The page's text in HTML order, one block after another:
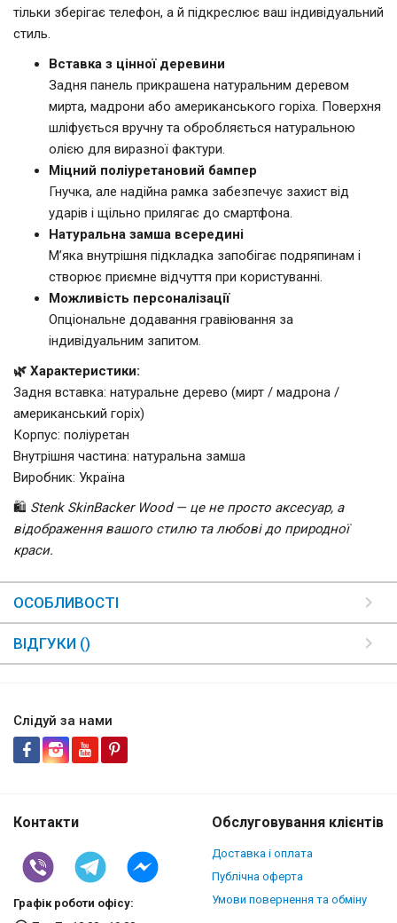
тільки зберігає телефон, а й підкреслює ваш індивідуальний
стиль.
Вставка з цінної деревини
Задня панель прикрашена натуральним деревом
мирта, мадрони або американського горіха. Поверхня
шліфується вручну та обробляється натуральною
олією для виразної фактури.
Міцний поліуретановий бампер
Гнучка, але надійна рамка забезпечує захист від
ударів і щільно прилягає до смартфона.
Натуральна замша всередині
М’яка внутрішня підкладка запобігає подряпинам і
створює приємне відчуття при користуванні.
Можливість персоналізації
Опціональне додавання гравіювання за
індивідуальним запитом.
🌿 Характеристики:
Задня вставка: натуральне дерево (мирт / мадрона /
американський горіх)
Корпус: поліуретан
Внутрішня частина: натуральна замша
Виробник: Україна
🛍️ Stenk SkinBacker Wood — це не просто аксесуар, а
відображення вашого стилю та любові до природної
краси.
ОСОБЛИВОСТІ
ВІДГУКИ ()
Слідуй за нами
Контакти
Графік роботи офісу:
Обслуговування клієнтів
Доставка і оплата
Публічна оферта
Умови повернення та обміну